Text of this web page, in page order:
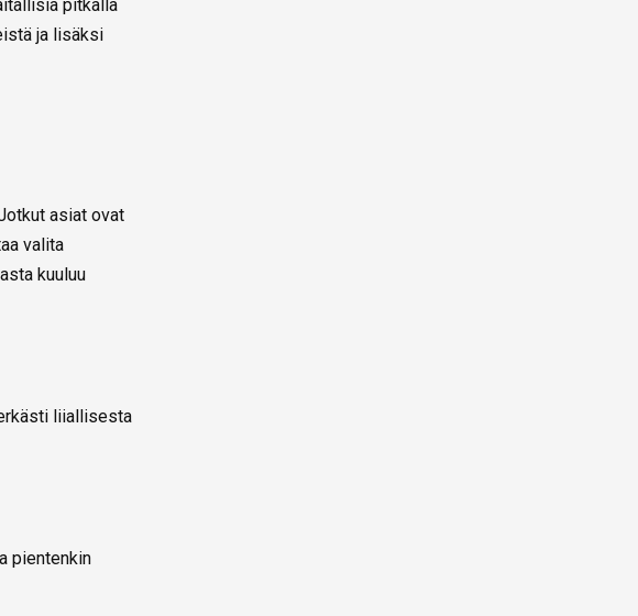
pitkällä
ja lisäksi
asiat ovat
valita
kuuluu
liiallisesta
pientenkin